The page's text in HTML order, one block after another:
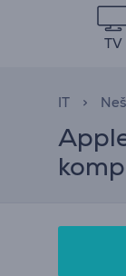
TV
IT